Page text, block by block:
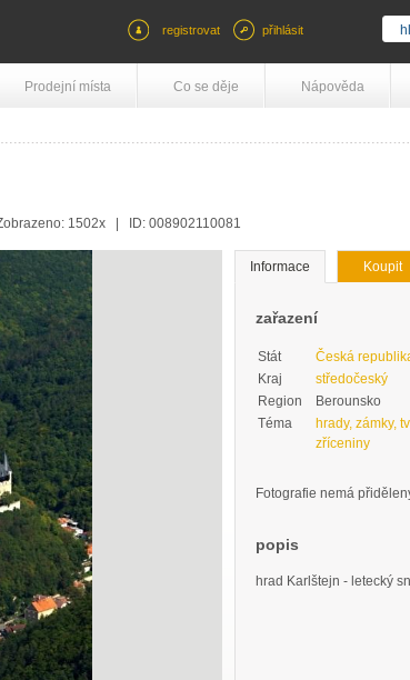
registrovat přihlásit
Prodejní místa Co se děje Nápověda
1502x | ID: 008902110081
zařazení
Stát
Česká
Kraj
středočeský
Region
Berounsko
Téma
hrady, zámky,
zříceniny
Fotografie nemá
popis
hrad Karlštejn - letecký
Informace Koupit